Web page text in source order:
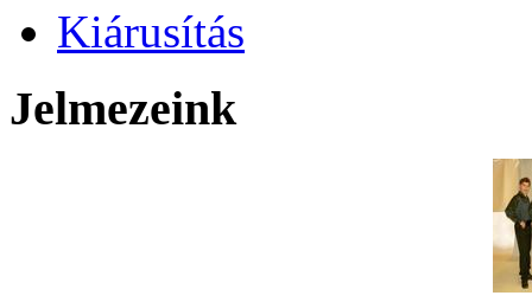
Kiárusítás
Jelmezeink